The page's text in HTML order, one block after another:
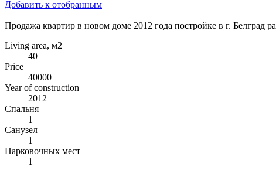
Добавить к отобранным
Продажа квартир в новом доме 2012 года постройке в г. Белград
Living area, м2
40
Price
40000
Year of construction
2012
Спальня
1
Санузел
1
Парковочных мест
1